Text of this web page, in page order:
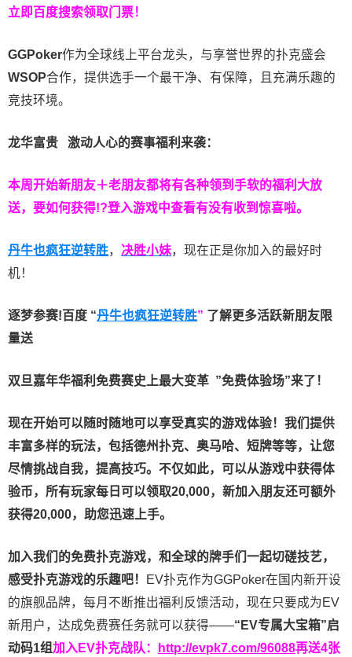
立即百度搜索领取门票！
GGPoker作为全球线上平台龙头，与享誉世界的扑克盛会
WSOP合作，提供选手一个最干净、有保障，且充满乐趣的
竞技环境。
龙华富贵 激动人心的赛事福利来袭：
本周开始新朋友＋老朋友都将有各种领到手软的福利大放
送，要如何获得!?登入游戏中查看有没有收到惊喜啦。
丹牛也疯狂逆转胜， 决胜小妹，现在正是你加入的最好时
机！
逐梦参赛!百度 “丹牛也疯狂逆转胜” 了解更多活跃新朋友限
量送
双旦嘉年华福利 免费赛史上最大变革 ”免费体验场”来了！
现在开始可以随时随地可以享受真实的游戏体验！我们提供
丰富多样的玩法，包括德州扑克、奥马哈、短牌等等，让您
尽情挑战自我，提高技巧。不仅如此， 可以从游戏中获得体
验币，所有玩家每日可以领取20,000，新加入朋友还可额外
获得20,000，助您迅速上手。
加入我们的免费扑克游戏，和全球的牌手们一起切磋技艺，
感受扑克游戏的乐趣吧！
EV扑克作为GGPoker在国内新开设
的旗舰品牌，每月不断推出福利反馈活动，现在只要成为EV
新用户，达成免费赛任务就可以获得——“EV专属大宝箱”启
动码1组加入EV扑克战队： http://evpk7.com/96088再送4张